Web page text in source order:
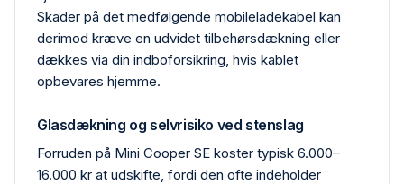
Skader på det medfølgende mobile­ladekabel kan
derimod kræve en udvidet tilbehørs­dækning eller
dækkes via din indbo­forsikring, hvis kablet
opbevares hjemme.
Glasdækning og selvrisiko ved stenslag
Forruden på Mini Cooper SE koster typisk 6.000–
16.000 kr at udskifte, fordi den ofte indeholder